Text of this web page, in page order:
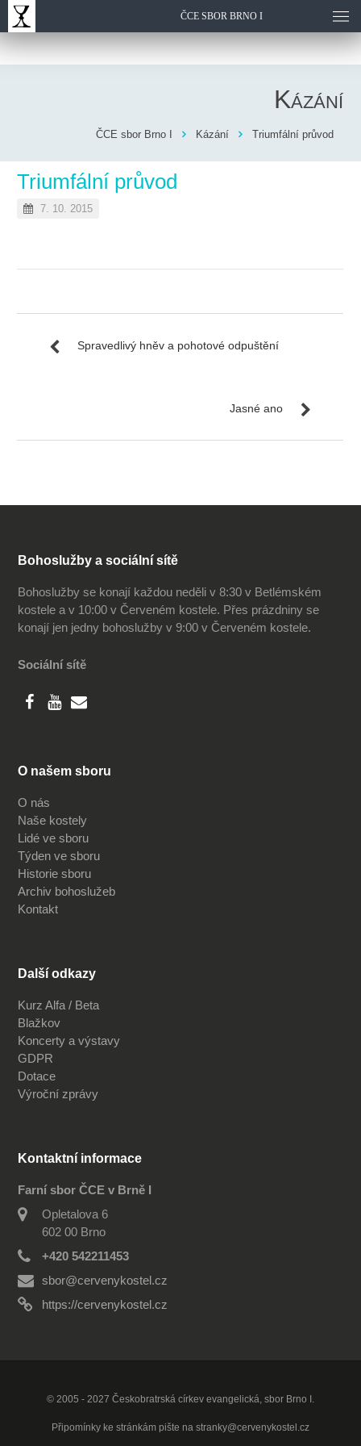
ČCE SBOR BRNO I
Kázání
ČCE sbor Brno I Kázání Triumfální průvod
Triumfální průvod
7. 10. 2015
Spravedlivý hněv a pohotové odpuštění
Jasné ano
Bohoslužby a sociální sítě
Bohoslužby se konají každou neděli v 8:30 v Betlémském
kostele a v 10:00 v Červeném kostele. Přes prázdniny se
konají jen jedny bohoslužby v 9:00 v Červeném kostele.
Sociální sítě
O našem sboru
O nás
Naše kostely
Lidé ve sboru
Týden ve sboru
Historie sboru
Archiv bohoslužeb
Kontakt
Další odkazy
Kurz Alfa / Beta
Blažkov
Koncerty a výstavy
GDPR
Dotace
Výroční zprávy
Kontaktní informace
Farní sbor ČCE v Brně I
Opletalova 6
602 00 Brno
+420 542211453
sbor@cervenykostel.cz
https://cervenykostel.cz
© 2005 - 2027 Českobratrská církev evangelická, sbor Brno I.
Připomínky ke stránkám pište na stranky@cervenykostel.cz